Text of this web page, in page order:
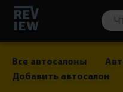
Все автосалоны
Добавить автосалон